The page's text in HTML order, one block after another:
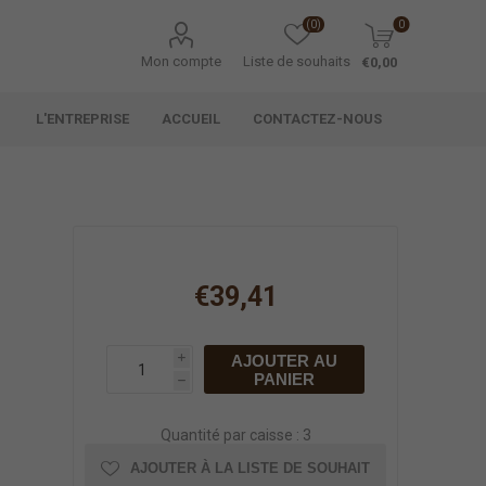
Mon compte Liste de souhaits
(0) 0
€0,00
L'ENTREPRISE ACCUEIL CONTACTEZ-NOUS
€39,41
i
h
AJOUTER AU
PANIER
Quantité par caisse : 3
AJOUTER À LA LISTE DE SOUHAIT